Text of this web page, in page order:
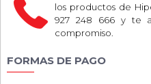
los productos de
927 248 666 y te
compromiso.
FORMAS DE PAGO